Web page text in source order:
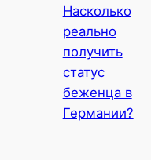
Насколько
реально
получить
статус
беженца в
Германии?